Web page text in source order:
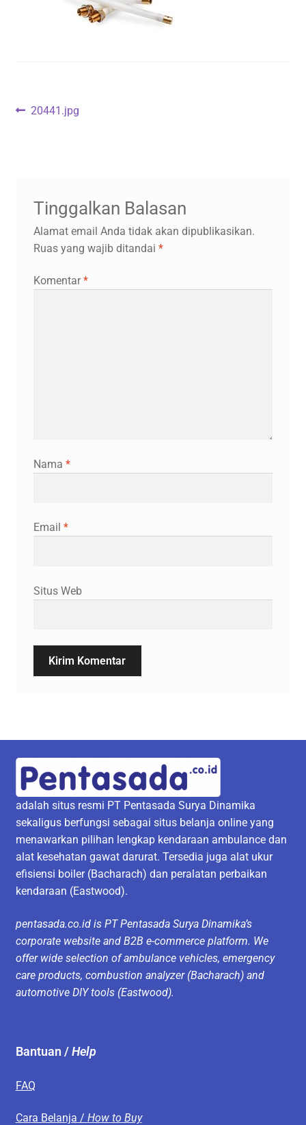
Navigasi
Previous
20441.jpg
Tinggalkan Balasan
Alamat email Anda tidak akan dipublikasikan.
Ruas yang wajib ditandai *
Komentar*
Nama *
Email *
Situs Web
adalah situs resmi PT Pentasada Surya Dinamika
sekaligus berfungsi sebagai situs belanja online yang
menawarkan pilihan lengkap kendaraan ambulance dan
alat kesehatan gawat darurat. Tersedia juga alat ukur
efisiensi boiler (Bacharach) dan peralatan perbaikan
kendaraan (Eastwood).
pentasada.co.id is PT Pentasada Surya Dinamika’s
corporate website and B2B e-commerce platform. We
offer wide selection of ambulance vehicles, emergency
care products, combustion analyzer (Bacharach) and
automotive DIY tools (Eastwood).
Bantuan /Help
FAQ
Cara Belanja / How to Buy